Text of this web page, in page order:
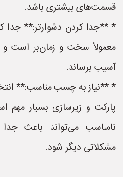
قسمت‌های بیشتری باشد.
* **جدا کردن دشوارتر:** جدا
معمولاً سخت و زمان‌بر است
آسیب برساند.
* **نیاز به چسب مناسب:**
پارکت و زیرسازی بسیار
نامناسب می‌تواند باعث
مشکلاتی دیگر شود.